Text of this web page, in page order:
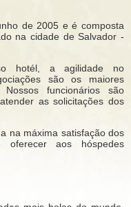
de 2005 e é composta
na cidade de Salvador -
hotél, a agilidade no
são os maiores
funcionários são
as solicitações dos
na máxima satisfação dos
oferecer aos hóspedes